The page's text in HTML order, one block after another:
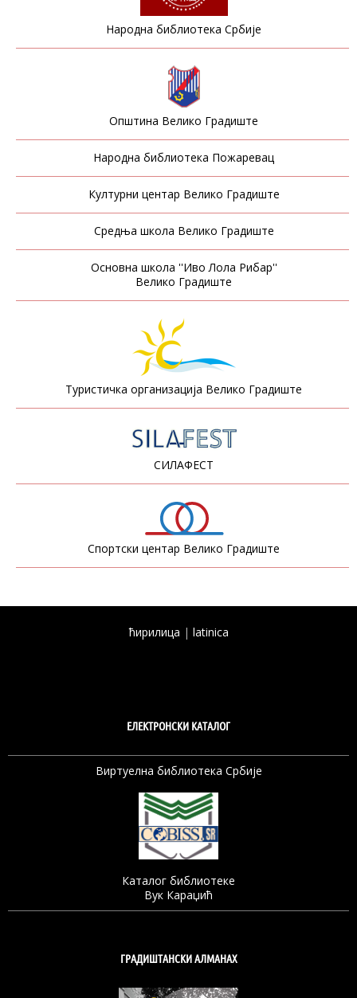
Народна библиотека Србије
Општина Велико Градиште
Народна библиотека Пожаревац
Културни центар Велико Градиште
Средња школа Велико Градиште
Основна школа ''Иво Лола Рибар''
Велико Градиште
Туристичка организација Велико Градиште
СИЛАФЕСТ
Спортски центар Велико Градиште
ћирилица | latinica
ЕЛЕКТРОНСКИ КАТАЛОГ
Виртуелна библиотека Србије
Каталог библиотеке
Вук Караџић
ГРАДИШТАНСКИ АЛМАНАХ